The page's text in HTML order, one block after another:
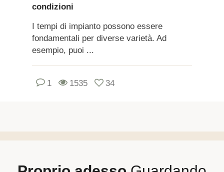
condizioni
I tempi di impianto possono essere
fondamentali per diverse varietà. Ad
esempio, puoi ...
1 1535 34